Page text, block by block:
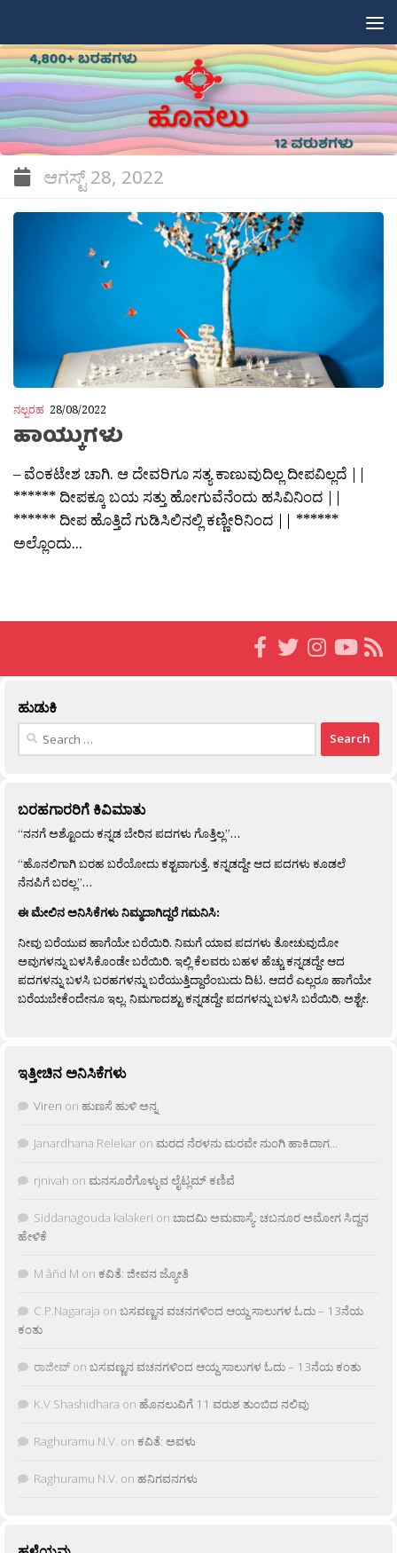
ಆಗಸ್ಟ್ 28, 2022
ನಲ್ಬರಹ 28/08/2022
ಹಾಯ್ಕುಗಳು
– ವೆಂಕಟೇಶ ಚಾಗಿ. ಆ ದೇವರಿಗೂ ಸತ್ಯ ಕಾಣುವುದಿಲ್ಲ ದೀಪವಿಲ್ಲದೆ ||
****** ದೀಪಕ್ಕೂ ಬಯ ಸತ್ತು ಹೋಗುವೆನೆಂದು ಹಸಿವಿನಿಂದ ||
****** ದೀಪ ಹೊತ್ತಿದೆ ಗುಡಿಸಿಲಿನಲ್ಲಿ ಕಣ್ಣೀರಿನಿಂದ || ******
ಅಲ್ಲೊಂದು...
ಹುಡುಕಿ
Search
ಬರಹಗಾರರಿಗೆ ಕಿವಿಮಾತು
“ನನಗೆ ಅಶ್ಟೊಂದು ಕನ್ನಡ ಬೇರಿನ ಪದಗಳು ಗೊತ್ತಿಲ್ಲ”…
“ಹೊನಲಿಗಾಗಿ ಬರಹ ಬರೆಯೋದು ಕಶ್ಟವಾಗುತ್ತೆ. ಕನ್ನಡದ್ದೇ ಆದ ಪದಗಳು ಕೂಡಲೆ
ನೆನಪಿಗೆ ಬರಲ್ಲ”…
ಈ ಮೇಲಿನ ಅನಿಸಿಕೆಗಳು ನಿಮ್ಮದಾಗಿದ್ದರೆ ಗಮನಿಸಿ:
ನೀವು ಬರೆಯುವ ಹಾಗೆಯೇ ಬರೆಯಿರಿ. ನಿಮಗೆ ಯಾವ ಪದಗಳು ತೋಚುವುದೋ
ಅವುಗಳನ್ನು ಬಳಸಿಕೊಂಡೇ ಬರೆಯಿರಿ. ಇಲ್ಲಿ ಕೆಲವರು ಬಹಳ ಹೆಚ್ಚು ಕನ್ನಡದ್ದೇ ಆದ
ಪದಗಳನ್ನು ಬಳಸಿ ಬರಹಗಳನ್ನು ಬರೆಯುತ್ತಿದ್ದಾರೆಂಬುದು ದಿಟ. ಆದರೆ ಎಲ್ಲರೂ ಹಾಗೆಯೇ
ಬರೆಯಬೇಕೆಂದೇನೂ ಇಲ್ಲ. ನಿಮಗಾದಶ್ಟು ಕನ್ನಡದ್ದೇ ಪದಗಳನ್ನು ಬಳಸಿ ಬರೆಯಿರಿ, ಅಶ್ಟೇ.
ಇತ್ತೀಚಿನ ಅನಿಸಿಕೆಗಳು
Viren on ಹುಣಸೆ ಹುಳಿ ಅನ್ನ
Janardhana Relekar on ಮರದ ನೆರಳನು ಮರವೇ ನುಂಗಿ ಹಾಕಿದಾಗ…
rjnivah on ಮನಸೂರೆಗೊಳ್ಳುವ ಲೈಟ್ಲಮ್ ಕಣಿವೆ
Siddanagouda kalakeri on ಬಾದಮಿ ಅಮವಾಸ್ಯೆ: ಚಬನೂರ ಅಮೋಗ ಸಿದ್ದನ
ಹೇಳಿಕೆ
M âñd M on ಕವಿತೆ: ಜೀವನ ಜ್ಯೋತಿ
C.P.Nagaraja on ಬಸವಣ್ಣನ ವಚನಗಳಿಂದ ಆಯ್ದ ಸಾಲುಗಳ ಓದು – 13ನೆಯ
ಕಂತು
ರಾಜೀವ್ on ಬಸವಣ್ಣನ ವಚನಗಳಿಂದ ಆಯ್ದ ಸಾಲುಗಳ ಓದು – 13ನೆಯ ಕಂತು
K.V Shashidhara on ಹೊನಲುವಿಗೆ 11 ವರುಶ ತುಂಬಿದ ನಲಿವು
Raghuramu N.V. on ಕವಿತೆ: ಅವಳು
Raghuramu N.V. on ಹನಿಗವನಗಳು